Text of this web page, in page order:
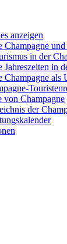
anzeigen
Champagne
in der
Jahreszeiten in
Champagne als
von Champagne
der